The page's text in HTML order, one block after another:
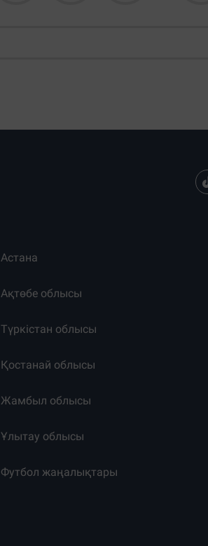
Астана
Ақтөбе облысы
Түркістан облысы
Қостанай облысы
Жамбыл облысы
Ұлытау облысы
Футбол жаңалықтары